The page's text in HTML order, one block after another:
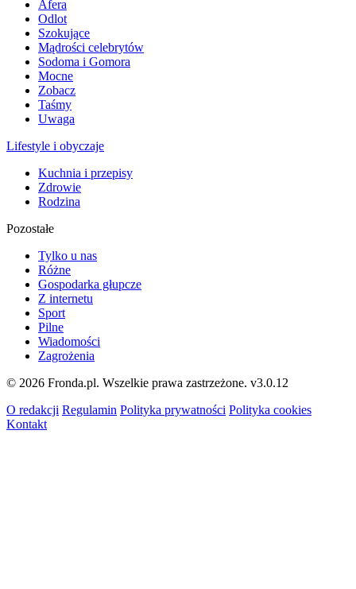
Afera
Odlot
Szokujące
Mądrości celebrytów
Sodoma i Gomora
Mocne
Zobacz
Taśmy
Uwaga
Lifestyle i obyczaje
Kuchnia i przepisy
Zdrowie
Rodzina
Pozostałe
Tylko u nas
Różne
Gospodarka głupcze
Z internetu
Sport
Pilne
Wiadomości
Zagrożenia
© 2026 Fronda.pl. Wszelkie prawa zastrzeżone. v3.0.12
O redakcji Regulamin Polityka prywatności Polityka cookies
Kontakt